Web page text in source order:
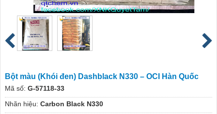
Bột màu (Khói đen) Dashblack N330 – OCI Hàn Quốc
Mã số: G-57118-33
Nhãn hiệu: Carbon Black N330